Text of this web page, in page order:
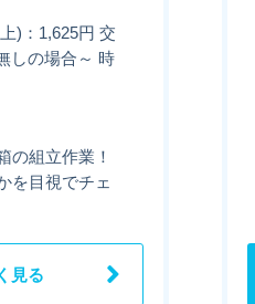
)：1,625円 交
しの場合～ 時
組立作業！
を目視でチェ
見る